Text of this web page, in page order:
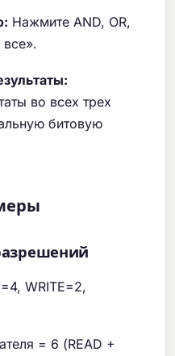
Нажмите AND, OR,
все».
во всех трех
битовую
WRITE=2,
= 6 (READ +